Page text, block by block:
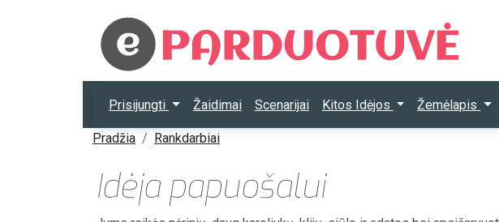
Prisijungti Žaidimai Scenarijai Kitos Idėjos Žemėlapis
Pradžia Rankdarbiai
Idėja papuošalui